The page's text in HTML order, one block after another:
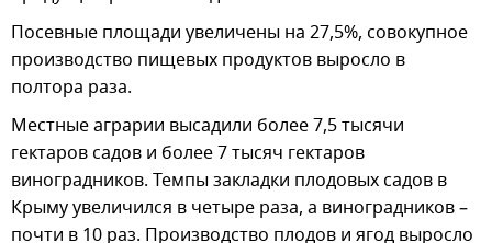
Посевные площади увеличены на 27,5%, совокупное
производство пищевых продуктов выросло в
полтора раза.
Местные аграрии высадили более 7,5 тысячи
гектаров садов и более 7 тысяч гектаров
виноградников. Темпы закладки плодовых садов в
Крыму увеличился в четыре раза, а виноградников –
почти в 10 раз. Производство плодов и ягод выросло